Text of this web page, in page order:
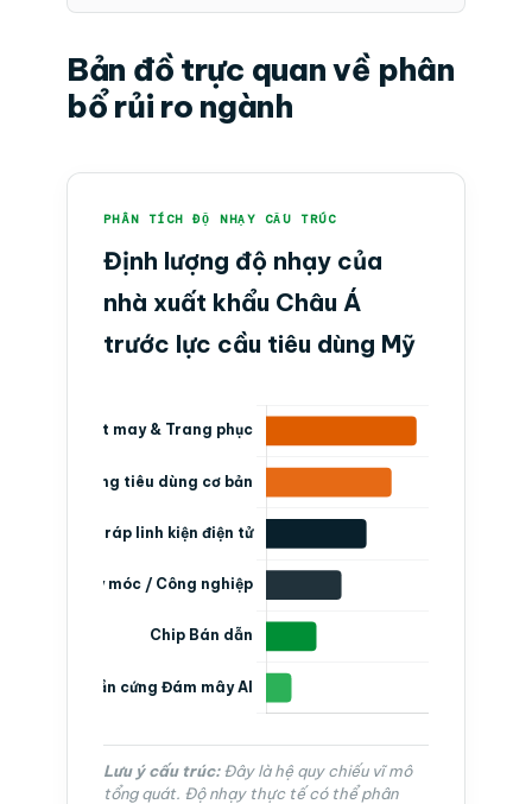
Bản đồ trực quan về phân
bổ rủi ro ngành
PHÂN TÍCH ĐỘ NHẠY CẤU TRÚC
Định lượng độ nhạy của
nhà xuất khẩu Châu Á
trước lực cầu tiêu dùng Mỹ
Lưu ý cấu trúc:Đây là hệ quy chiếu vĩ mô
tổng quát. Độ nhạy thực tế có thể phân